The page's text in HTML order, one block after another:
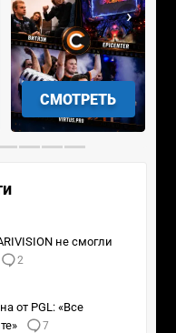
СМОТРЕТЬ
›
не смогли
2
от PGL: «Все
7